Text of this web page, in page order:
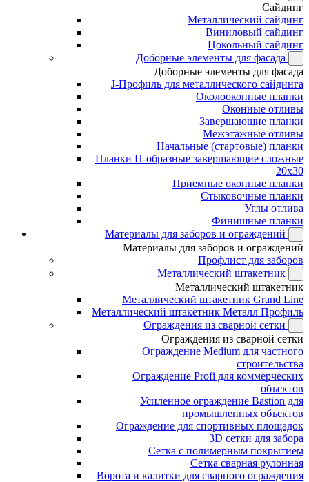
Сайдинг
Металлический сайдинг
Виниловый сайдинг
Цокольный сайдинг
Доборные элементы для фасада
Доборные элементы для фасада
J-Профиль для металлического сайдинга
Околооконные планки
Оконные отливы
Завершающие планки
Межэтажные отливы
Начальные (стартовые) планки
Планки П-образные завершающие сложные
20x30
Приемные оконные планки
Стыковочные планки
Углы отлива
Финишные планки
Материалы для заборов и ограждений
Материалы для заборов и ограждений
Профлист для заборов
Металлический штакетник
Металлический штакетник
Металлический штакетник Grand Line
Металлический штакетник Металл Профиль
Ограждения из сварной сетки
Ограждения из сварной сетки
Ограждение Medium для частного
строительства
Ограждение Profi для коммерческих
объектов
Усиленное ограждение Bastion для
промышленных объектов
Ограждение для спортивных площадок
3D сетки для забора
Сетка с полимерным покрытием
Сетка сварная рулонная
Ворота и калитки для сварного ограждения